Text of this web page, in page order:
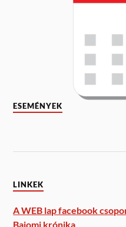
ESEMÉNYEK
LINKEK
A WEB lap facebook
Bajomi krónika